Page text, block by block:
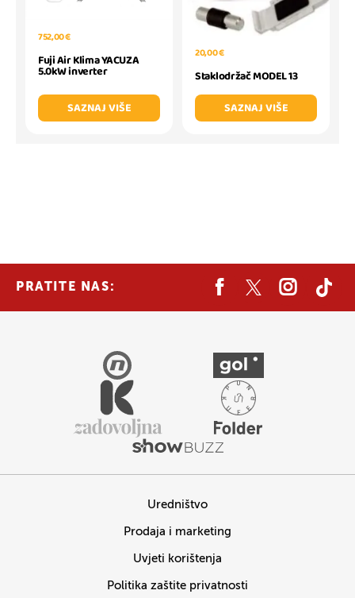
752,00 €
Fuji Air Klima YACUZA
5.0kW inverter
SAZNAJ VIŠE
20,00 €
Staklodržač MODEL 13
SAZNAJ VIŠE
PRATITE NAS:
Uredništvo
Prodaja i marketing
Uvjeti korištenja
Politika zaštite privatnosti